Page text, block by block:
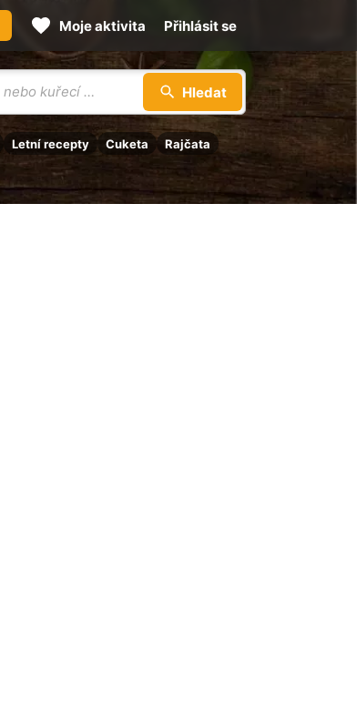
Hledat
Letní recepty Cuketa
Rajčata
Moje aktivita Přihlásit se